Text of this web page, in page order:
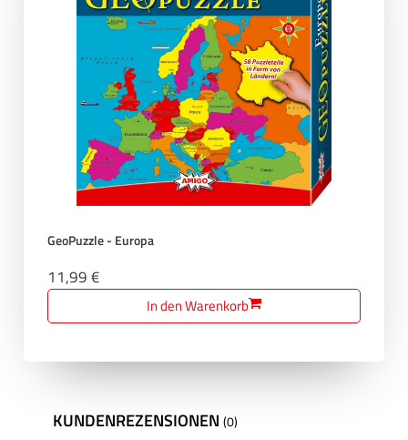
GeoPuzzle - Europa
11,99 €
In den Warenkorb
KUNDENREZENSIONEN(0)